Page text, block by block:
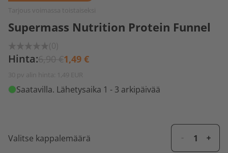
Tarjous voimassa toistaiseksi
Supermass Nutrition Protein Funnel
(0)
Hinta:6,90 €1,49 €
30 pv alin hinta: 1,49 EUR
Saatavilla. Lähetysaika 1 - 3 arkipäivää
Valitse kappalemäärä